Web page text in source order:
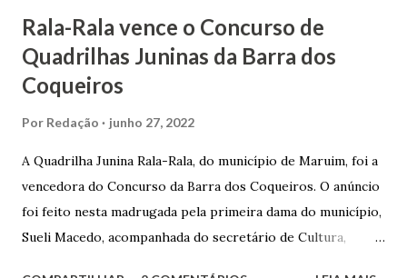
Rala-Rala vence o Concurso de
Quadrilhas Juninas da Barra dos
Coqueiros
Por Redação junho 27, 2022
A Quadrilha Junina Rala-Rala, do município de Maruim, foi a
vencedora do Concurso da Barra dos Coqueiros. O anúncio
foi feito nesta madrugada pela primeira dama do município,
Sueli Macedo, acompanhada do secretário de Cultura,